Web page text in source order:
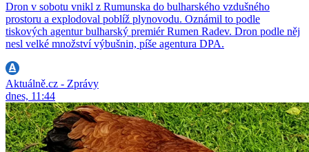
Dron v sobotu vnikl z Rumunska do bulharského vzdušného
prostoru a explodoval poblíž plynovodu. Oznámil to podle
tiskových agentur bulharský premiér Rumen Radev. Dron podle něj
nesl velké množství výbušnin, píše agentura DPA.
Aktuálně.cz - Zprávy
dnes, 11:44